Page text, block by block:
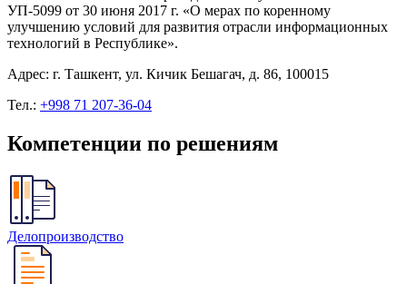
УП-5099 от 30 июня 2017 г. «О мерах по коренному
улучшению условий для развития отрасли информационных
технологий в Республике».
Адрес: г. Ташкент, ул. Кичик Бешагач, д. 86, 100015
Тел.: +998 71 207-36-04
Компетенции по решениям
Делопроизводство